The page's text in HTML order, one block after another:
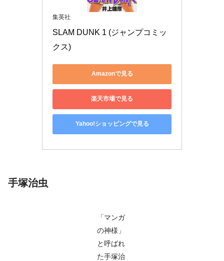
集英社
SLAM DUNK 1 (ジャンプコミッ
クス)
Amazonで見る
楽天市場で見る
Yahoo!ショッピングで見る
手塚治虫
「マンガ
の神様」
と呼ばれ
た手塚治